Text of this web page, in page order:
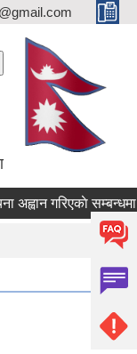
गरिएकाे सम्बन्धमा ।